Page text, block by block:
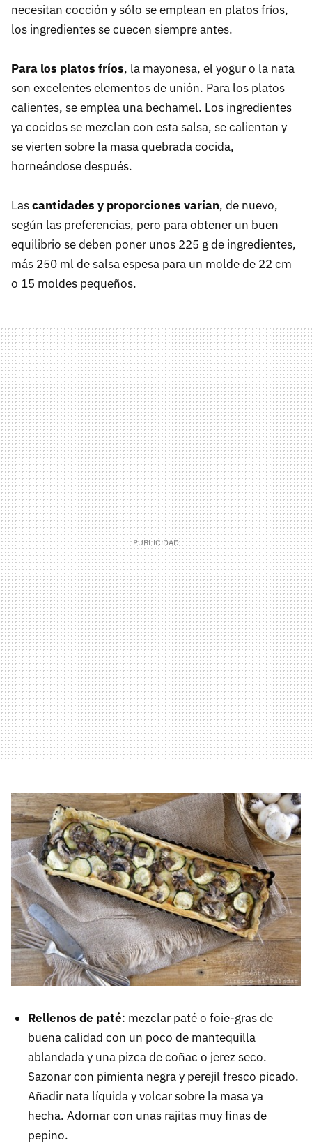
necesitan cocción y sólo se emplean en platos fríos,
los ingredientes se cuecen siempre antes.
Para los platos fríos, la mayonesa, el yogur o la nata
son excelentes elementos de unión. Para los platos
calientes, se emplea una bechamel. Los ingredientes
ya cocidos se mezclan con esta salsa, se calientan y
se vierten sobre la masa quebrada cocida,
horneándose después.
Lascantidades y proporciones varían, de nuevo,
según las preferencias, pero para obtener un buen
equilibrio se deben poner unos 225 g de ingredientes,
más 250 ml de salsa espesa para un molde de 22 cm
o 15 moldes pequeños.
Rellenos de paté: mezclar paté o foie-gras de
buena calidad con un poco de mantequilla
ablandada y una pizca de coñac o jerez seco.
Sazonar con pimienta negra y perejil fresco picado.
Añadir nata líquida y volcar sobre la masa ya
hecha. Adornar con unas rajitas muy finas de
pepino.